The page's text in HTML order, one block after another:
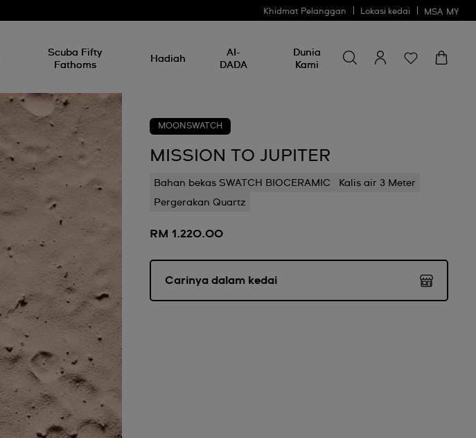
Khidmat Pelanggan Lokasi kedai MSA MY
Scuba Fifty
Fathoms
Hadiah
AI-
DADA
Dunia
Kami
sesuatu
MOONSWATCH
MISSION TO JUPITER
Bahan bekas SWATCH BIOCERAMIC
Kalis air 3 Meter
Pergerakan Quartz
RM 1.220.00
Carinya dalam kedai